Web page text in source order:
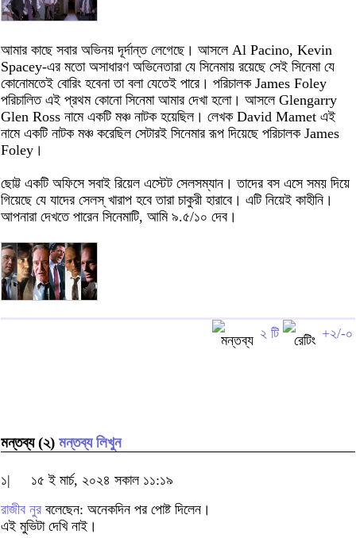
আমার কাছে সবার অভিনয় দূর্দান্ত লেগেছে। আসলে Al Pacino, Kevin
Spacey-এর মতো অসাধারণ অভিনেতারা যে সিনেমায় রয়েছে সেই সিনেমা যে
কোনোমতেই বোরিং হবেনা তা বলা যেতেই পারে। পরিচালক James Foley
পরিচালিত এই প্রথম কোনো সিনেমা আমার দেখা হলো। আসলে Glengarry
Glen Ross নামে একটি মঞ্চ নাটক হয়েছিল। লেখক David Mamet এই
নামে একটি নাটক মঞ্চ করেছিল সেটারই সিনেমার রূপ দিয়েছে পরিচালক James
Foley।
ছোট্ট একটি অফিসে সবাই রিয়েল এস্টেট সেলসম্যান। তাদের বস এসে সময় দিয়ে
গিয়েছে যে যাদের সেলস্ খারাপ হবে তারা চাকুরী হারাবে। এটি নিয়েই কাহীনি।
আপনারা দেখতে পারেন সিনেমাটি, আমি ৯.৫/১০ দেব।
২ টি +২/-০
মন্তব্য (২) মন্তব্য লিখুন
১|
১৫ ই মার্চ, ২০২৪ সকাল ১১:১৯
রাজীব নুর বলেছেন: অনেকদিন পর পোষ্ট দিলেন।
এই মুভিটা দেখি নাই।